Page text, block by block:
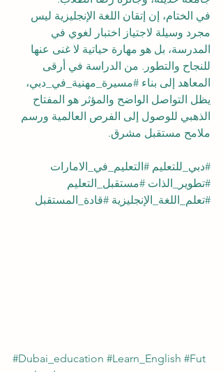
في الختام، إن إتقان اللغة الإنجليزية ليس
مجرد وسيلة لاجتياز اختبار لغوي في
المدرسة، بل هو مهارة حياتية لا غنى عنها
للنجاح والتطور. من الدراسة في أرقى
المعاهد إلى بناء #مسيرة_مهنية_في_دبي،
يظل التواصل الواضح والمؤثر هو المفتاح
الذهبي للوصول إلى الفرص العالمية ورسم
ملامح مستقبل مشرق.
#دبي_للتعليم #التعليم_في_الامارات
#تطوير_الذات #مستقبل_التعليم
#تعلم_اللغة_الإنجليزية #قادة_المستقبل
#Dubai_education #Learn_English #Fut